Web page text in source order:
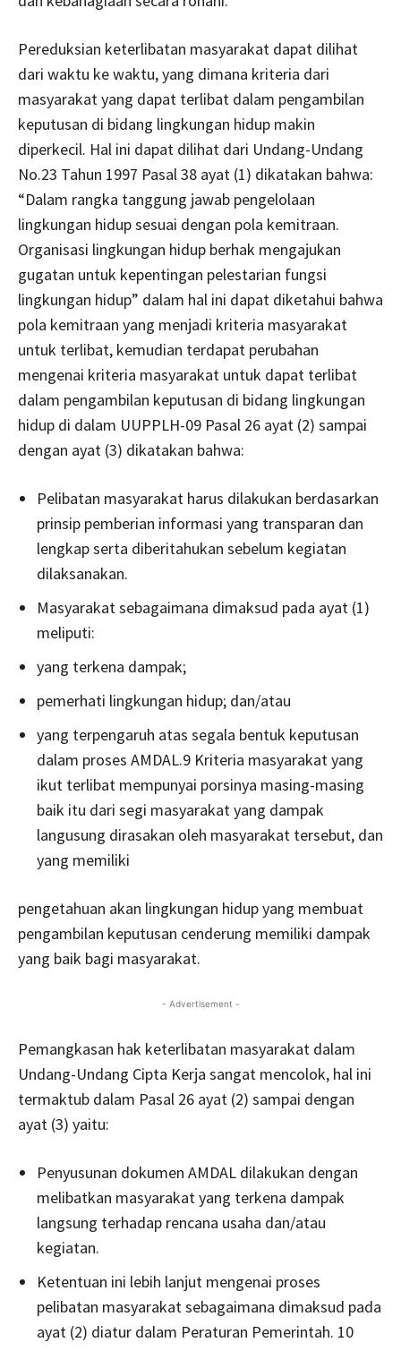
Pereduksian keterlibatan masyarakat dapat dilihat
dari waktu ke waktu, yang dimana kriteria dari
masyarakat yang dapat terlibat dalam pengambilan
keputusan di bidang lingkungan hidup makin
diperkecil. Hal ini dapat dilihat dari Undang-Undang
No.23 Tahun 1997 Pasal 38 ayat (1) dikatakan bahwa:
“Dalam rangka tanggung jawab pengelolaan
lingkungan hidup sesuai dengan pola kemitraan.
Organisasi lingkungan hidup berhak mengajukan
gugatan untuk kepentingan pelestarian fungsi
lingkungan hidup” dalam hal ini dapat diketahui bahwa
pola kemitraan yang menjadi kriteria masyarakat
untuk terlibat, kemudian terdapat perubahan
mengenai kriteria masyarakat untuk dapat terlibat
dalam pengambilan keputusan di bidang lingkungan
hidup di dalam UUPPLH-09 Pasal 26 ayat (2) sampai
dengan ayat (3) dikatakan bahwa:
Pelibatan masyarakat harus dilakukan berdasarkan
prinsip pemberian informasi yang transparan dan
lengkap serta diberitahukan sebelum kegiatan
dilaksanakan.
Masyarakat sebagaimana dimaksud pada ayat (1)
meliputi:
yang terkena dampak;
pemerhati lingkungan hidup; dan/atau
yang terpengaruh atas segala bentuk keputusan
dalam proses AMDAL.9 Kriteria masyarakat yang
ikut terlibat mempunyai porsinya masing-masing
baik itu dari segi masyarakat yang dampak
langusung dirasakan oleh masyarakat tersebut, dan
yang memiliki
pengetahuan akan lingkungan hidup yang membuat
pengambilan keputusan cenderung memiliki dampak
yang baik bagi masyarakat.
- Advertisement -
Pemangkasan hak keterlibatan masyarakat dalam
Undang-Undang Cipta Kerja sangat mencolok, hal ini
termaktub dalam Pasal 26 ayat (2) sampai dengan
ayat (3) yaitu:
Penyusunan dokumen AMDAL dilakukan dengan
melibatkan masyarakat yang terkena dampak
langsung terhadap rencana usaha dan/atau
kegiatan.
Ketentuan ini lebih lanjut mengenai proses
pelibatan masyarakat sebagaimana dimaksud pada
ayat (2) diatur dalam Peraturan Pemerintah. 10